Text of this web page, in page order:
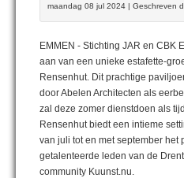
maandag 08 jul 2024 | Geschreven
EMMEN - Stichting JAR en CBK
aan van een unieke estafette-
Rensenhut. Dit prachtige
door Abelen Architecten als
zal deze zomer dienstdoen als
Rensenhut biedt een intieme
van juli tot en met september het
getalenteerde leden van de
community Kuunst.nu.